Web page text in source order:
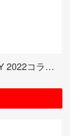
「キュウソネコカミ」RADIO CRAZY 2022コラボモデル シルバーサテーナ